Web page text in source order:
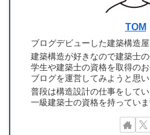
TOM
ブログデビューした建築構造屋
建築構造が好きなので建築士
学生や建築士の資格を取得の
ブログを運営してみようと思い
普段は構造設計の仕事をしてい
一級建築士の資格を持っていま